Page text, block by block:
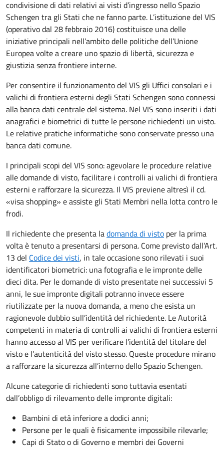
condivisione di dati relativi ai visti d’ingresso nello Spazio
Schengen tra gli Stati che ne fanno parte. L’istituzione del VIS
(operativo dal 28 febbraio 2016) costituisce una delle
iniziative principali nell’ambito delle politiche dell’Unione
Europea volte a creare uno spazio di libertà, sicurezza e
giustizia senza frontiere interne.
Per consentire il funzionamento del VIS gli Uffici consolari e i
valichi di frontiera esterni degli Stati Schengen sono connessi
alla banca dati centrale del sistema. Nel VIS sono inseriti i dati
anagrafici e biometrici di tutte le persone richiedenti un visto.
Le relative pratiche informatiche sono conservate presso una
banca dati comune.
I principali scopi del VIS sono: agevolare le procedure relative
alle domande di visto, facilitare i controlli ai valichi di frontiera
esterni e rafforzare la sicurezza. Il VIS previene altresì il cd.
«visa shopping» e assiste gli Stati Membri nella lotta contro le
frodi.
Il richiedente che presenta ladomanda di visto per la prima
volta è tenuto a presentarsi di persona. Come previsto dall’Art.
13 del Codice dei visti, in tale occasione sono rilevati i suoi
identificatori biometrici: una fotografia e le impronte delle
dieci dita. Per le domande di visto presentate nei successivi 5
anni, le sue impronte digitali potranno invece essere
riutilizzate per la nuova domanda, a meno che esista un
ragionevole dubbio sull’identità del richiedente. Le Autorità
competenti in materia di controlli ai valichi di frontiera esterni
hanno accesso al VIS per verificare l’identità del titolare del
visto e l’autenticità del visto stesso. Queste procedure mirano
a rafforzare la sicurezza all’interno dello Spazio Schengen.
Alcune categorie di richiedenti sono tuttavia esentati
dall’obbligo di rilevamento delle impronte digitali:
Bambini di età inferiore a dodici anni;
Persone per le quali è fisicamente impossibile rilevarle;
Capi di Stato o di Governo e membri dei Governi